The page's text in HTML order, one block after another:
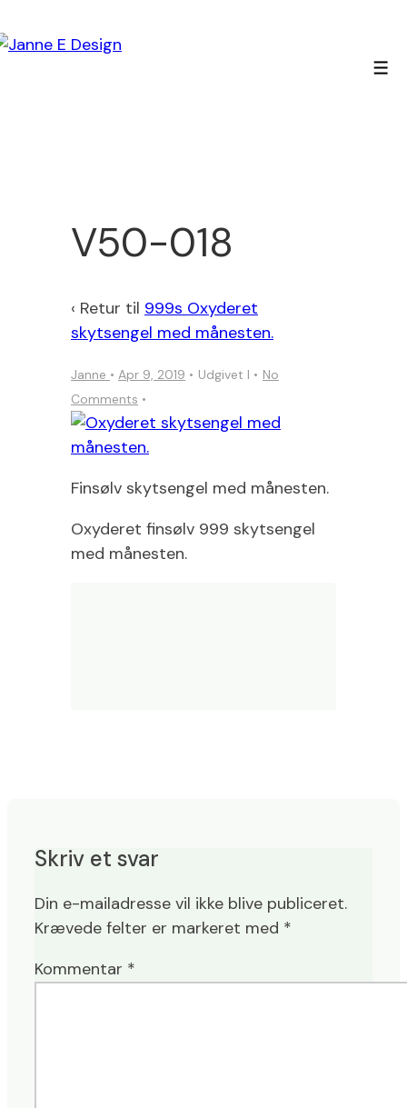
Hop
V50-018
‹ Retur til 999s Oxyderet
skytsengel med månesten.
Janne • Apr 9, 2019 Udgivet I
No
Comments
Finsølv skytsengel med månesten.
Oxyderet finsølv 999 skytsengel
med månesten.
Skriv et svar
Din e-mailadresse vil ikke blive publiceret.
Krævede felter er markeret med *
Kommentar *